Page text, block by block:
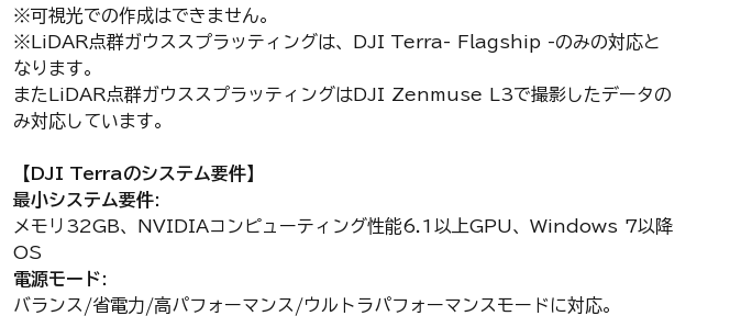
※可視光での作成はできません。
※LiDAR点群ガウススプラッティングは、DJI Terra- Flagship -のみの対応と
なります。
またLiDAR点群ガウススプラッティングはDJI Zenmuse L3で撮影したデータの
み対応しています。
【DJI Terraのシステム要件】
最小システム要件:
メモリ32GB、NVIDIAコンピューティング性能6.1以上GPU、Windows 7以降
OS
電源モード:
バランス/省電力/高パフォーマンス/ウルトラパフォーマンスモードに対応。